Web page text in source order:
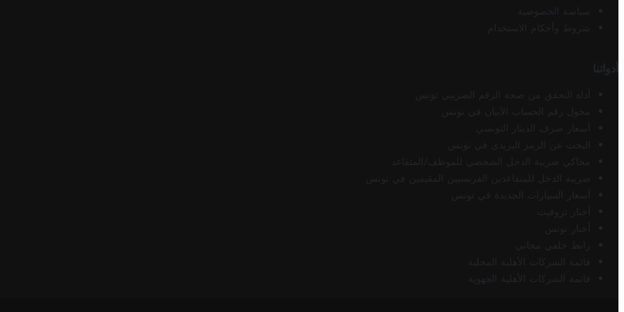
سياسة الخصوصية
شروط وأحكام الاستخدام
أدواتنا
أداة التحقق من صحة الرقم الضريبي تونس
محول رقم الحساب الآيبان في تونس
أسعار صرف الدينار التونسي
البحث عن الرمز البريدي في تونس
محاكي ضريبة الدخل الشخصي للموظف/المتقاعد
ضريبة الدخل للمتقاعدين الفرنسيين المقيمين في تونس
أسعار السيارات الجديدة في تونس
أخبار تروفيت
أخبار تونس
رابط خلفي مجاني
قائمة الشركات الأهلية المحلية
قائمة الشركات الأهلية الجهوية